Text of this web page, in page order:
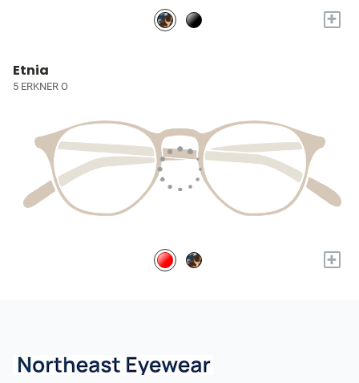
+
Etnia
5 ERKNER O
+